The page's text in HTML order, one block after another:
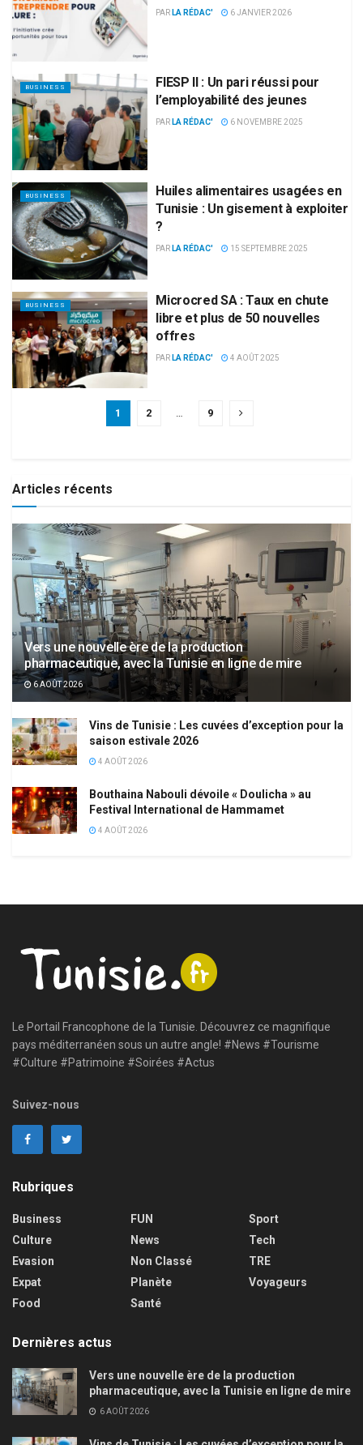
PAR LA RÉDAC' 6 JANVIER 2026
BUSINESS
FIESP II : Un pari réussi pour
l’employabilité des jeunes
PAR LA RÉDAC' 6 NOVEMBRE 2025
BUSINESS
Huiles alimentaires usagées en
Tunisie : Un gisement à exploiter
?
PAR LA RÉDAC' 15 SEPTEMBRE 2025
BUSINESS
Microcred SA : Taux en chute
libre et plus de 50 nouvelles
offres
PAR LA RÉDAC' 4 AOÛT 2025
1 2 … 9
Articles récents
Vers une nouvelle ère de la production
pharmaceutique, avec la Tunisie en ligne de mire
6 AOÛT 2026
Vins de Tunisie : Les cuvées d’exception pour la
saison estivale 2026
4 AOÛT 2026
Bouthaina Nabouli dévoile « Doulicha » au
Festival International de Hammamet
4 AOÛT 2026
Le Portail Francophone de la Tunisie. Découvrez ce magnifique
pays méditerranéen sous un autre angle! #News #Tourisme
#Culture #Patrimoine #Soirées #Actus
Suivez-nous
Rubriques
Business
Culture
Evasion
Expat
Food
FUN
News
Non Classé
Planète
Santé
Sport
Tech
TRE
Voyageurs
Dernières actus
Vers une nouvelle ère de la production
pharmaceutique, avec la Tunisie en ligne de mire
6 AOÛT 2026